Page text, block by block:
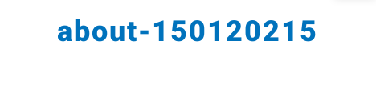
about-150120215